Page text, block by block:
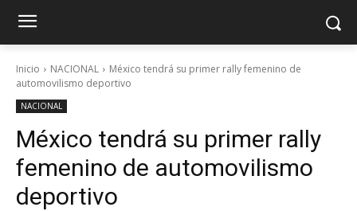
Inicio NACIONAL
México tendrá su primer rally femenino de
automovilismo deportivo
NACIONAL
México tendrá su primer rally
femenino de automovilismo
deportivo